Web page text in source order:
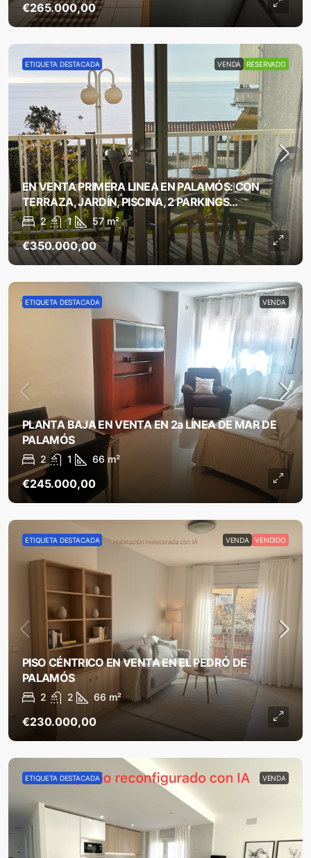
€265.000,00
ETIQUETA DESTACADA VENDA RESERVADO
EN VENTA PRIMERA LINEA EN PALAMÓS: CON
TERRAZA, JARDÍN, PISCINA, 2 PARKINGS…
2 1 57 m²
€350.000,00
ETIQUETA DESTACADA VENDA
PLANTA BAJA EN VENTA EN 2a LÍNEA DE MAR DE
PALAMÓS
2 1 66 m²
€245.000,00
ETIQUETA DESTACADA VENDA VENDIDO
PISO CÉNTRICO EN VENTA EN EL PEDRÓ DE
PALAMÓS
2 2 66 m²
€230.000,00
ETIQUETA DESTACADA VENDA